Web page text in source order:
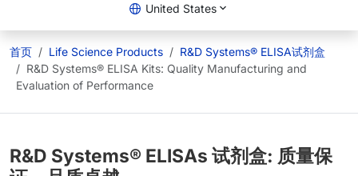
United States
首页 Life Science Products
R&D Systems® ELISA试剂盒
R&D Systems® ELISA Kits: Quality Manufacturing and
Evaluation of Performance
R&D Systems® ELISAs 试剂盒: 质量保